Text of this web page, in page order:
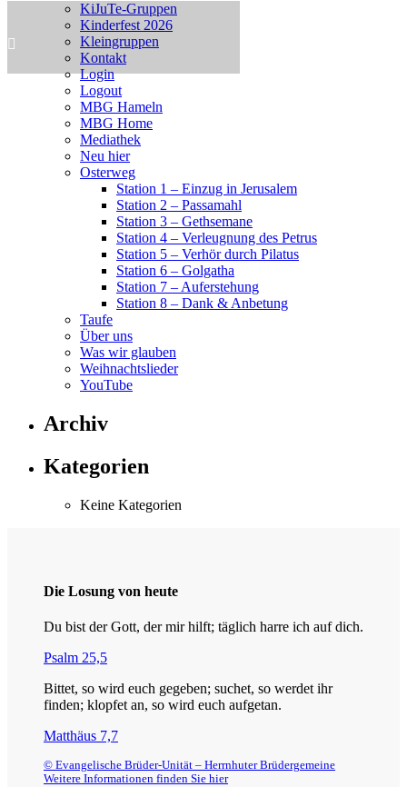
KiJuTe-Gruppen
Kinderfest 2026
Kleingruppen
Kontakt
Login
Logout
MBG Hameln
MBG Home
Mediathek
Neu hier
Osterweg
Station 1 – Einzug in Jerusalem
Station 2 – Passamahl
Station 3 – Gethsemane
Station 4 – Verleugnung des Petrus
Station 5 – Verhör durch Pilatus
Station 6 – Golgatha
Station 7 – Auferstehung
Station 8 – Dank & Anbetung
Taufe
Über uns
Was wir glauben
Weihnachtslieder
YouTube
Archiv
Kategorien
Keine Kategorien
Die Losung von heute
Du bist der Gott, der mir hilft; täglich harre ich auf dich.
Psalm 25,5
Bittet, so wird euch gegeben; suchet, so werdet ihr
finden; klopfet an, so wird euch aufgetan.
Matthäus 7,7
© Evangelische Brüder-Unität – Herrnhuter Brüdergemeine
Weitere Informationen finden Sie hier